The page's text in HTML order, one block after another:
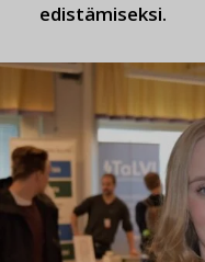
edistämiseksi.